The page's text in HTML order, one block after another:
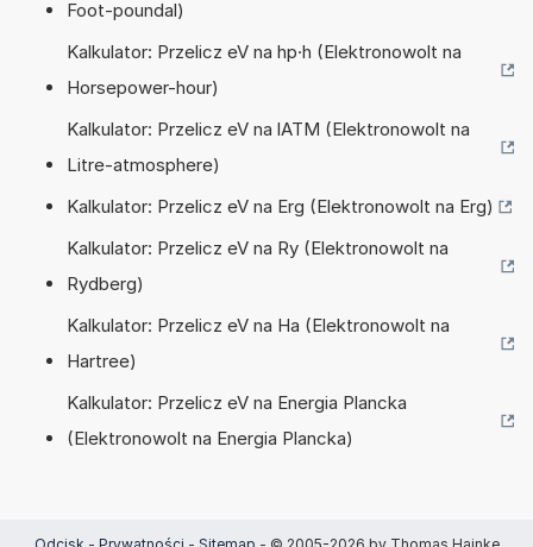
Foot-poundal)
Kalkulator: Przelicz eV na hp·h (Elektronowolt na
Horsepower-hour)
Kalkulator: Przelicz eV na lATM (Elektronowolt na
Litre-atmosphere)
Kalkulator: Przelicz eV na Erg (Elektronowolt na Erg)
Kalkulator: Przelicz eV na Ry (Elektronowolt na
Rydberg)
Kalkulator: Przelicz eV na Ha (Elektronowolt na
Hartree)
Kalkulator: Przelicz eV na Energia Plancka
(Elektronowolt na Energia Plancka)